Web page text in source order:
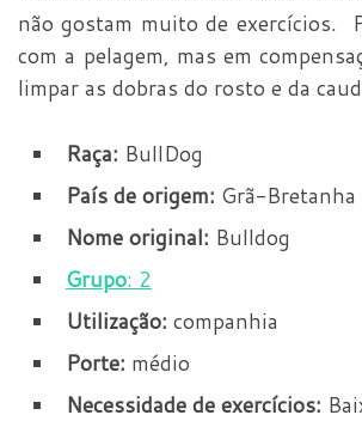
não gostam muito de exercícios.
com a pelagem, mas em
limpar as dobras do rosto e da
Raça: BullDog
País de origem: Grã-Bretanha
Nome original: Bulldog
Grupo: 2
Utilização: companhia
Porte: médio
Necessidade de exercícios: